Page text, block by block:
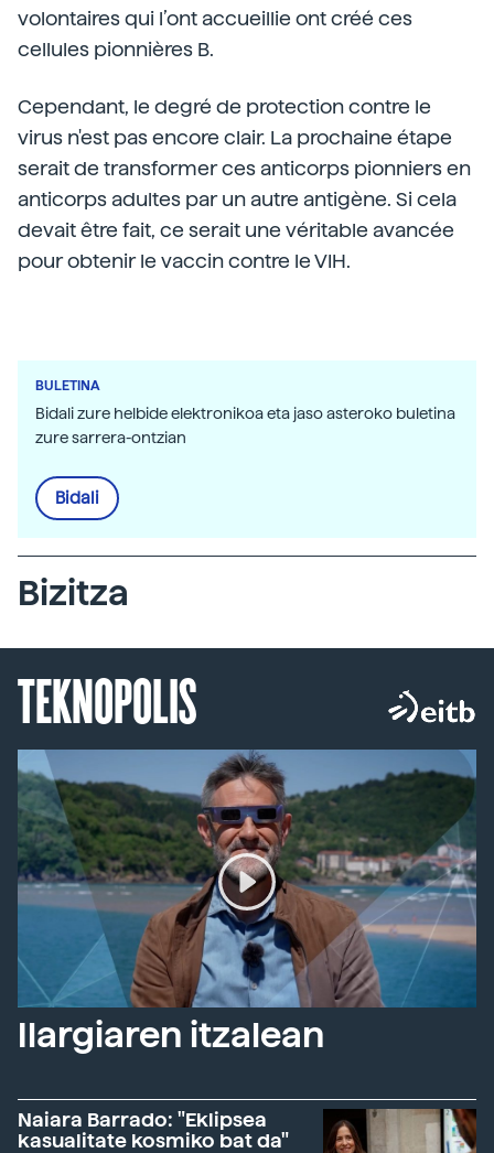
volontaires qui l’ont accueillie ont créé ces
cellules pionnières B.
Cependant, le degré de protection contre le
virus n'est pas encore clair. La prochaine étape
serait de transformer ces anticorps pionniers en
anticorps adultes par un autre antigène. Si cela
devait être fait, ce serait une véritable avancée
pour obtenir le vaccin contre le VIH.
BULETINA
Bidali zure helbide elektronikoa eta jaso asteroko buletina
zure sarrera-ontzian
Bidali
Bizitza
TEKNOPOLIS
Ilargiaren itzalean
Naiara Barrado: "Eklipsea
kasualitate kosmiko bat da"